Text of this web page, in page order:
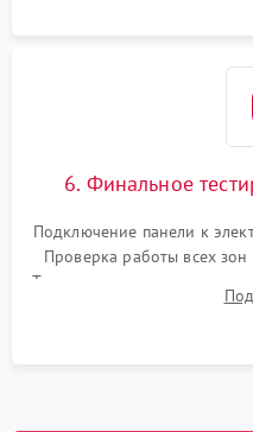
6. Финальное
Подключение панели к
Проверка работы всех
Тестирование сенсорного
остаточного тепла и